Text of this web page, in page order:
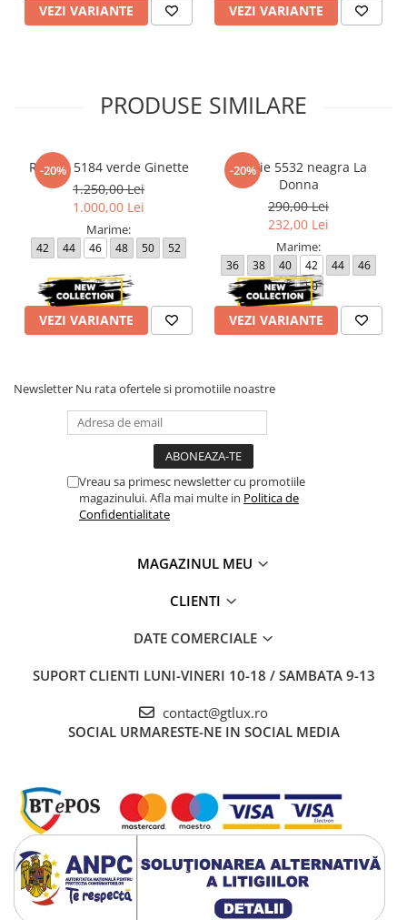
VEZI VARIANTE VEZI VARIANTE
PRODUSE SIMILARE
-20%
Rochie 5184 verde Ginette
1.250,00 Lei
1.000,00 Lei
Marime:
42 44 46 48 50 52
VEZI VARIANTE
-20%
Rochie 5532 neagra La
Donna
290,00 Lei
232,00 Lei
Marime:
36 38 40 42 44
46
48
50
VEZI VARIANTE
Newsletter Nu rata ofertele si promotiile noastre
Vreau sa primesc newsletter cu promotiile
magazinului. Afla mai multe in Politica de
Confidentialitate
MAGAZINUL MEU
CLIENTI
DATE COMERCIALE
SUPORT CLIENTI LUNI-VINERI 10-18 / SAMBATA 9-13
contact@gtlux.ro
SOCIAL URMARESTE-NE IN SOCIAL MEDIA